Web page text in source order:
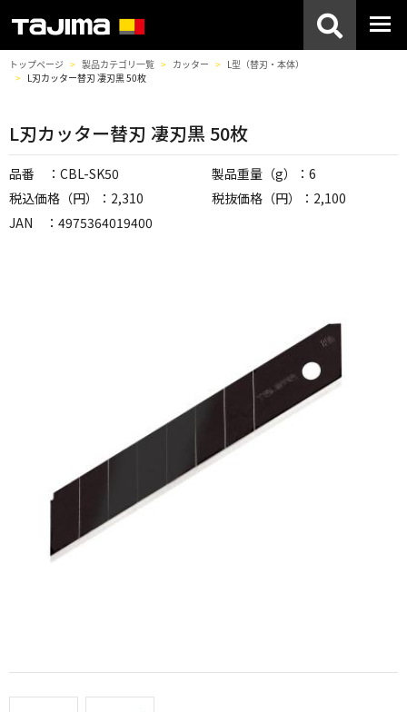
トップページ 製品カテゴリ一覧 カッター
L型（替刃・本体）
L刃カッター替刃 凄刃黒 50枚
L刃カッター替刃 凄刃黒 50枚
品番 ：CBL-SK50
製品重量（g）：6
税込価格（円）：2,310
税抜価格（円）：2,100
JAN ：4975364019400